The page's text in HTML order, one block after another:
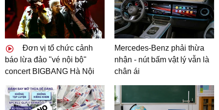
Đơn vị tổ chức cảnh
báo lừa đảo "vé nội bộ"
concert BIGBANG Hà Nội
Mercedes-Benz phải thừa
nhận - nút bấm vật lý vẫn là
chân ái